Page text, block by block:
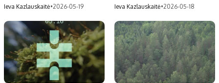
Ieva Kazlauskaitė•2026-05-19 Ieva Kazlauskaitė•2026-05-18